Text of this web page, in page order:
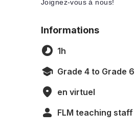
Joignez-vous à nous!
Informations
1h
Grade 4 to Grade 6
en virtuel
FLM teaching staff